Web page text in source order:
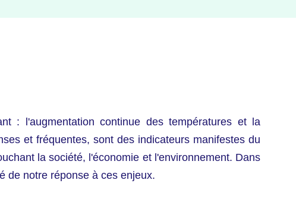
: l'augmentation continue des températures et la
et fréquentes, sont des indicateurs manifestes du
la société, l'économie et l'environnement. Dans
de notre réponse à ces enjeux.